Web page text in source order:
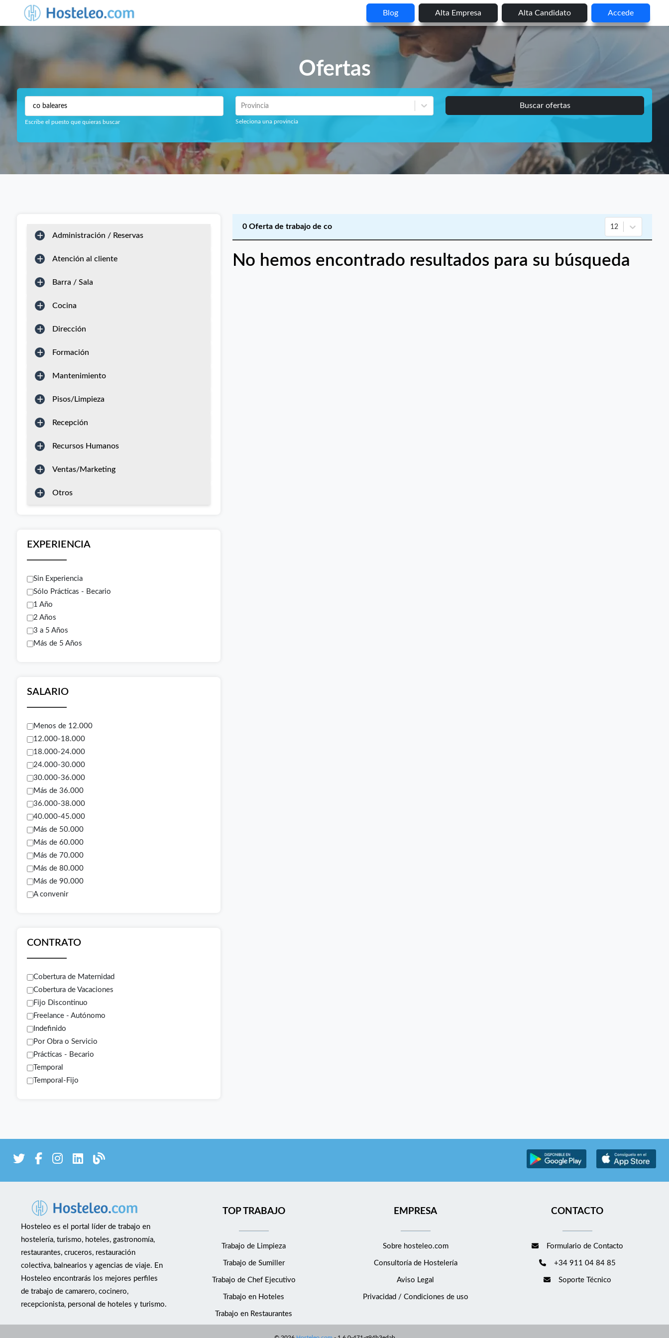
Blog Alta Empresa Alta Candidato Accede
Ofertas
Escribe el puesto que quieras buscar
Provincia
Seleciona una provincia
Buscar ofertas
Administración / Reservas
Atención al cliente
Barra / Sala
Cocina
Dirección
Formación
Mantenimiento
Pisos/Limpieza
Recepción
Recursos Humanos
Ventas/Marketing
Otros
EXPERIENCIA
Sin Experiencia
Sólo Prácticas - Becario
1 Año
2 Años
3 a 5 Años
Más de 5 Años
SALARIO
Menos de 12.000
12.000-18.000
18.000-24.000
24.000-30.000
30.000-36.000
Más de 36.000
36.000-38.000
40.000-45.000
Más de 50.000
Más de 60.000
Más de 70.000
Más de 80.000
Más de 90.000
A convenir
CONTRATO
Cobertura de Maternidad
Cobertura de Vacaciones
Fijo Discontinuo
Freelance - Autónomo
Indefinido
Por Obra o Servicio
Prácticas - Becario
Temporal
Temporal-Fijo
0 Oferta de trabajo de co 12
No hemos encontrado resultados para su búsqueda
Hosteleo es el portal líder de trabajo en
hostelería, turismo, hoteles, gastronomía,
restaurantes, cruceros, restauración
colectiva, balnearios y agencias de viaje. En
Hosteleo encontrarás los mejores perfiles
de trabajo de camarero, cocinero,
recepcionista, personal de hoteles y turismo.
TOP TRABAJO
Trabajo de Limpieza
Trabajo de Sumiller
Trabajo de Chef Ejecutivo
Trabajo en Hoteles
Trabajo en Restaurantes
EMPRESA
Sobre hosteleo.com
Consultoría de Hostelería
Aviso Legal
Privacidad / Condiciones de uso
CONTACTO
Formulario de Contacto
+34 911 04 84 85
Soporte Técnico